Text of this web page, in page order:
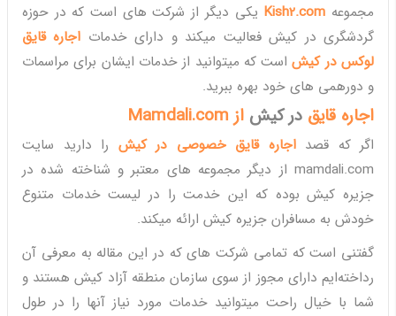
مجموعه Kish2.com یکی دیگر از شرکت های است که در حوزه
گردشگری در کیش فعالیت میکند و دارای خدمات اجاره قایق
لوکس در کیشاست که میتوانید از خدمات ایشان برای مراسمات
و دورهمی های خود بهره ببرید.
اجاره قایق در کیش ازMamdali.com
اگر که قصداجاره قایق خصوصی در کیش را دارید سایت
mamdali.com از دیگر مجموعه های معتبر و شناخته شده در
جزیره کیش بوده که این خدمت را در لیست خدمات متنوع
خودش به مسافران جزیره کیش ارائه میکند.
گفتنی است که تمامی شرکت های که در این مقاله به معرفی آن
رداخته‌ایم دارای مجوز از سوی سازمان منطقه آزاد کیش هستند و
شما با خیال راحت میتوانید خدمات مورد نیاز آنها را در طول